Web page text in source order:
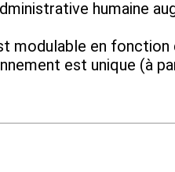
humaine
modulable en
est unique (à